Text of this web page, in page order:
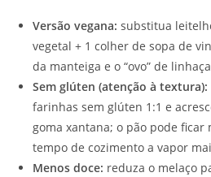
Versão vegana: substitua
vegetal + 1 colher de sopa de
da manteiga e o “ovo” de
Sem glúten (atenção à textura):
farinhas sem glúten 1:1 e
goma xantana; o pão pode ficar
tempo de cozimento a vapor
Menos doce: reduza o melaço